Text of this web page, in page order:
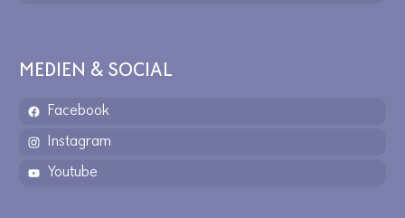
MEDIEN & SOCIAL
Facebook
Instagram
Youtube